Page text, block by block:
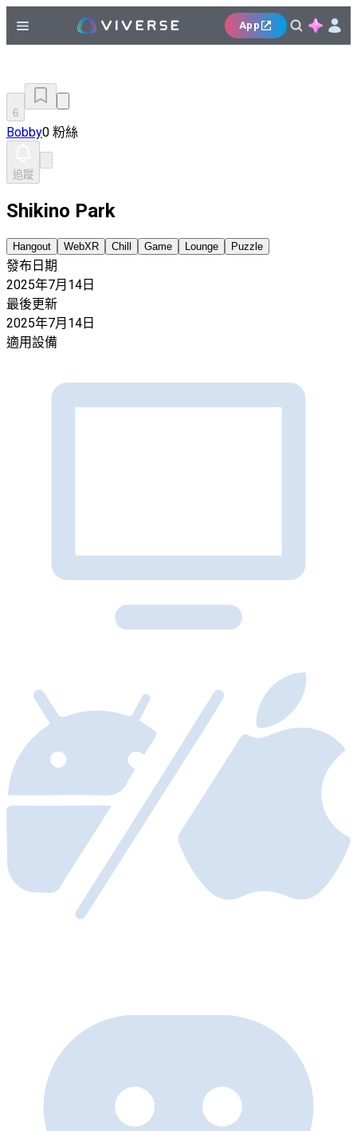
App
6
Bobby0 粉絲
追蹤
Shikino Park
Hangout WebXR Chill Game Lounge Puzzle
發布日期
2025年7月14日
最後更新
2025年7月14日
適用設備